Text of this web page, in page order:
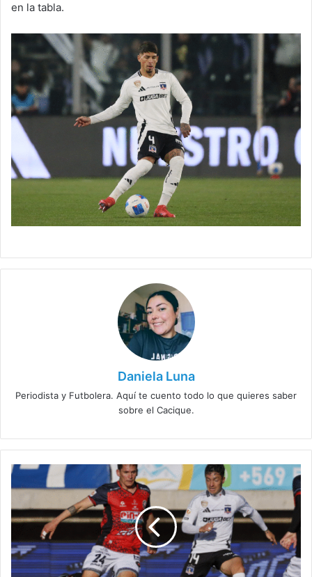
en la tabla.
Daniela Luna
Periodista y Futbolera. Aquí te cuento todo lo que quieres saber
sobre el Cacique.
Almirón
explica
pocos
minutos
de
Zavala
en